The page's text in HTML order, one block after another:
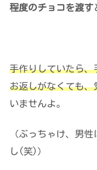
程度のチョコを渡す
手作りしていたら、
お返しがなくても、
いませんよ。
（ぶっちゃけ、男
し(笑)）